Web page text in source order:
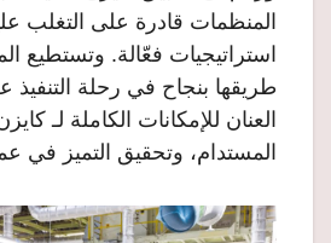
المنظمات قادرة على التغلب
استراتيجيات فعّالة. وتستطيع
طريقها بنجاح في رحلة
العنان للإمكانات الكاملة لـ
المستدام، وتحقيق التميز في